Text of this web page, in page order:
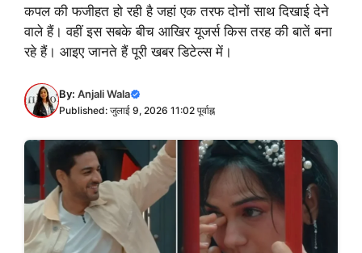
कपल की फजीहत हो रही है जहां एक तरफ दोनों साथ दिखाई देने
वाले हैं। वहीं इस सबके बीच आखिर यूजर्स किस तरह की बातें बना
रहे हैं। आइए जानते हैं पूरी खबर डिटेल्स में।
By: Anjali Wala
Published: जुलाई 9, 2026 11:02 पूर्वाह्न